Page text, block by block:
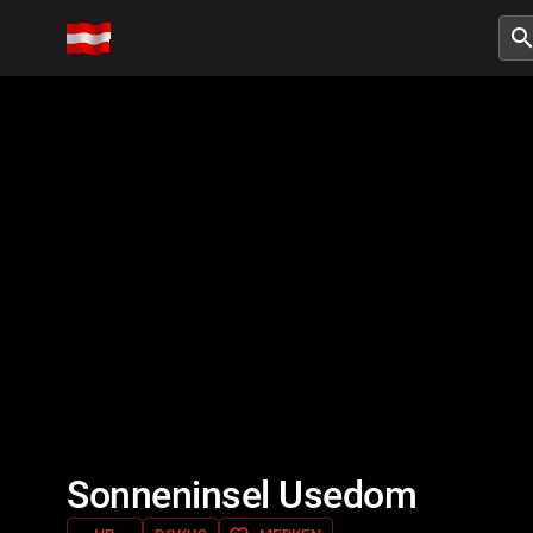
Sonneninsel Usedom